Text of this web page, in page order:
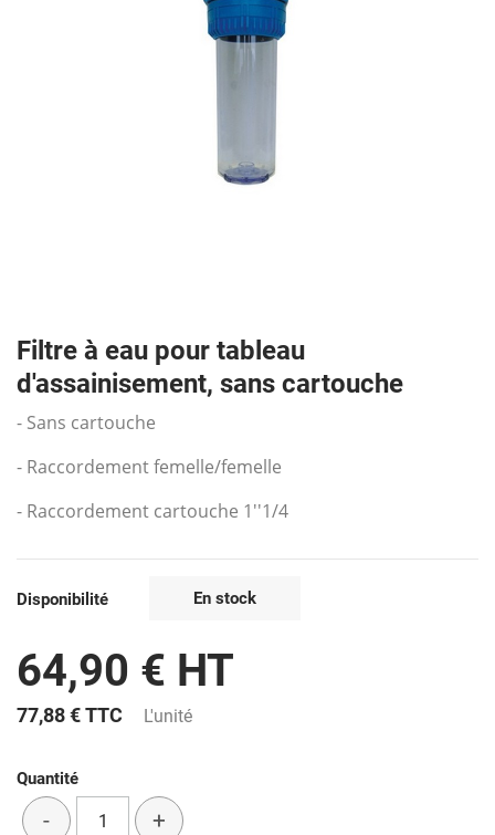
Filtre à eau pour tableau
d'assainisement, sans cartouche
- Sans cartouche
- Raccordement femelle/femelle
- Raccordement cartouche 1''1/4
Disponibilité En stock
64,90 € HT
77,88 €TTC L'unité
Quantité
- +